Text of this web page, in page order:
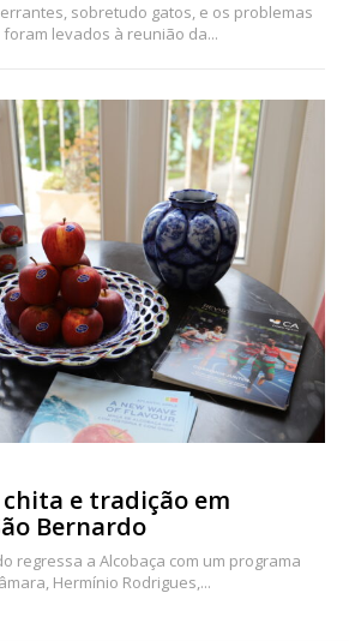
sobretudo gatos, e os problemas
levados à reunião da...
chita e tradição em
Bernardo
regressa a Alcobaça com um programa
Hermínio Rodrigues,...